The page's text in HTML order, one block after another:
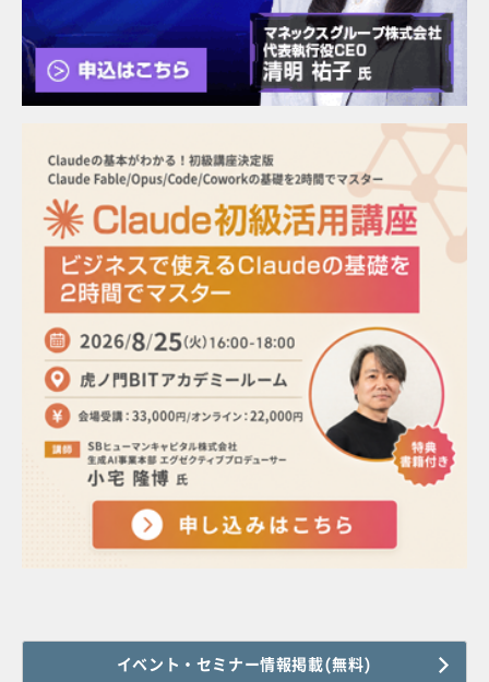
イベント・セミナー情報掲載(無料)